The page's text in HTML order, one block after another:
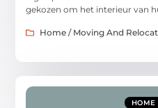
gekozen om het interieur van
Home / Moving And
HOME